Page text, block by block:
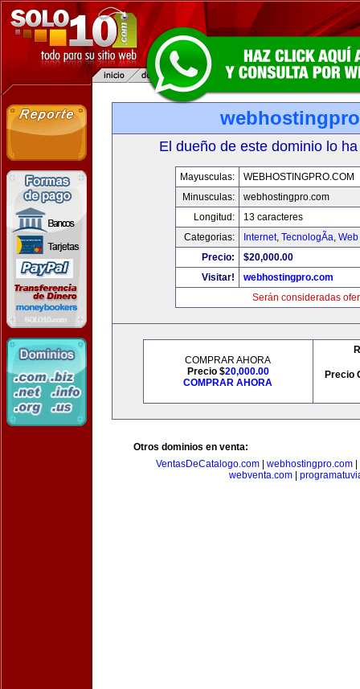
El dueño de este dominio lo
Mayusculas:
WEBHOSTINGPRO.COM
Minusculas:
webhostingpro.com
Longitud:
13 caracteres
Categorias:
Internet, TecnologÃ­a,
Precio:
$20,000.00
Visitar!
webhostingpro.com
Serán consideradas
COMPRAR AHORA
Precio $20,000.00
COMPRAR AHORA
Precio
Otros dominios en venta:
VentasDeCatalogo.com| webhostingpro.com|
webventa.com|